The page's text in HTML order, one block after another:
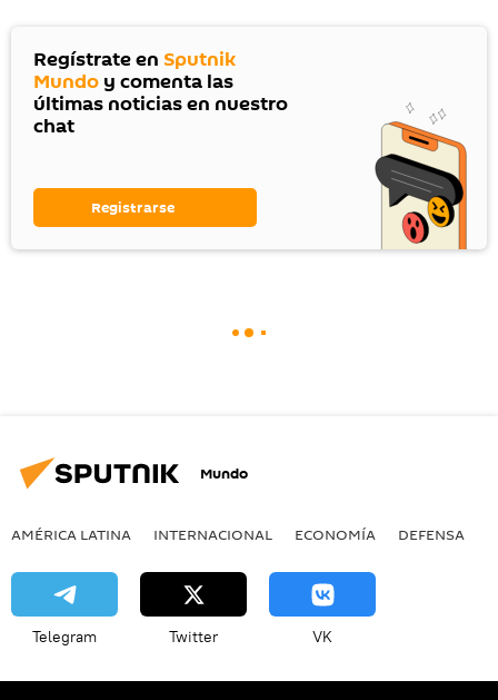
Regístrate en Sputnik
Mundo y comenta las
últimas noticias en nuestro
chat
Registrarse
Mundo
AMÉRICA LATINA INTERNACIONAL ECONOMÍA DEFENSA
Telegram Twitter VK